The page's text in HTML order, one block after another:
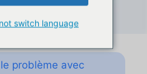
problème avec
switch language